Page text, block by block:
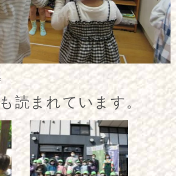
読まれています。